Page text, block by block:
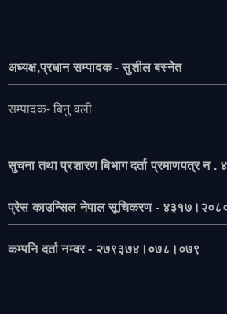
अध्यक्ष,प्रधान सम्पादक - सुशील बस्नेत
सम्पादक- बिनु वली
सुचना तथा प्रशारण बिभाग दर्ता प्रमाणपत्र न
प्रेस काउन्सिल नेपाल सूचिकरण -
कम्पनि दर्ता नम्वर - २७९३७४।०७८।०७९